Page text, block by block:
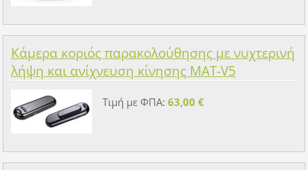
Κάμερα κοριός παρακολούθησης με νυχτερινή
λήψη και ανίχνευση κίνησης MAT-V5
Τιμή με ΦΠΑ: 63,00 €